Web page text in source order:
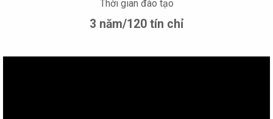
Thời gian đào tạo
3 năm/120 tín chỉ